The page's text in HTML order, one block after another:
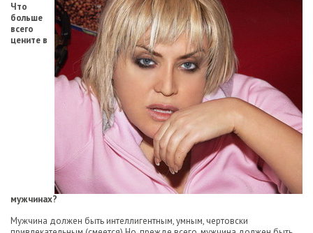
Что
больше
всего
цените в
мужчинах?
Мужчина должен быть интеллигентным, умным, чертовски